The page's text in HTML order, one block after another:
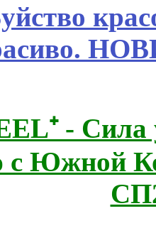
- Сила
с Южной